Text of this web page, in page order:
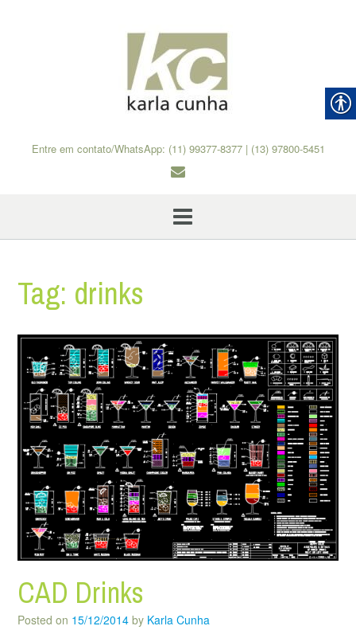
Entre em contato/WhatsApp: (11) 99377-8377 | (13) 97800-5451
Tag: drinks
CAD Drinks
Posted on 15/12/2014 by Karla Cunha